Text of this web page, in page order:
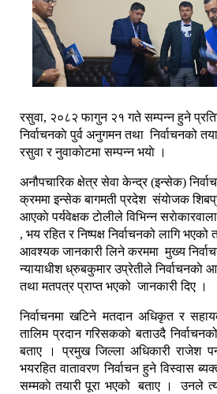
रसुवा, २०८२ फागुन २१ गते सम्पन्न हुने
निर्वाचनकाे पुर्व अनुगमन तथा निर्वाचनको
रसुवा र नुवाकाेटमा सम्पन्न भयाे ।
अनौपचारिक क्षेत्र सेवा केन्द्र (इन्सेक)
क्रममा इन्सेक बागमती प्रदेश संयाेजक
आएकाे पर्यवेक्षक टाेलीले विभिन्न
, भय रहित र निष्पक्ष निर्वाचनको लागि भएको
आवश्यक जानकारी लिने करममा मुख्य
न्यायाधीश ध्रुबकुमार उप्रेतीले निर्वाचनकाे
तथा मतपत्र प्राप्त भएको जानकारी दिए ।
निर्वाचनमा खटिने मतदान अधिकृत र
तालिम प्रदान गरिसककाे बताउदै
बताए । प्रमुख जिल्ला अधिकारी राजेश
भयरहित वातावरण निर्वाचन हुने विस्वास
सम्मकाे तयारी पूरा भएको बताए । उनले